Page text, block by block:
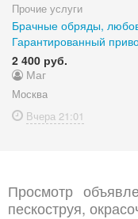
Прочие услуги
Брачные обряды,
Гарантированный
2 400 руб.
Маг
Москва
Вчера 21:01
Просмотр
пескоструя,